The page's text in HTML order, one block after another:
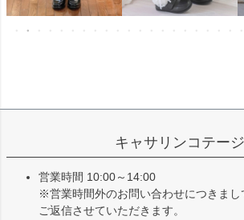
キャサリンコテージ
営業時間 10:00～14:00
※営業時間外のお問い合わせにつきまし
ご返信させていただきます。